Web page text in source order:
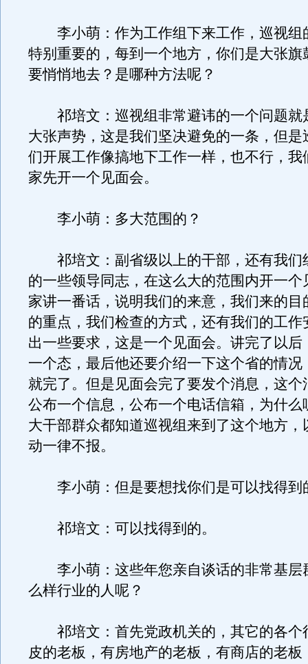
李小萌：作为工作组下来工作，巡视组
特别重要的，每到一个地方，你们是大张旗
要悄悄地去？是哪种方法呢？
祁培文：巡视组非常避讳的一个问题就
大张声势，这是我们坚决避免的一条，但是
们开展工作像搞地下工作一样，也不行，我
家先开一个见面会。
李小萌：多大范围的？
祁培文：副省级以上的干部，还有我们
的一些领导同志，在这么大的范围内开一个
家讲一番话，说明我们的来意，我们来的目
的重点，我们检查的方式，还有我们的工作
出一些要求，这是一个见面会。讲完了以后
一个态，最后他还要介绍一下这个省的情况
就完了。但是见面会完了要发个消息，这个
公布一个信息，公布一个电话信箱，为什么
大干部群众都知道巡视组来到了这个地方，
动一律不报。
李小萌：但是要想找你们是可以找得到
祁培文：可以找得到的。
李小萌：这些年您亲自谈话的非常基层
么样行业的人呢？
祁培文：首先党政机关的，其它的各个
皮的老板，有房地产的老板，有商店的老板